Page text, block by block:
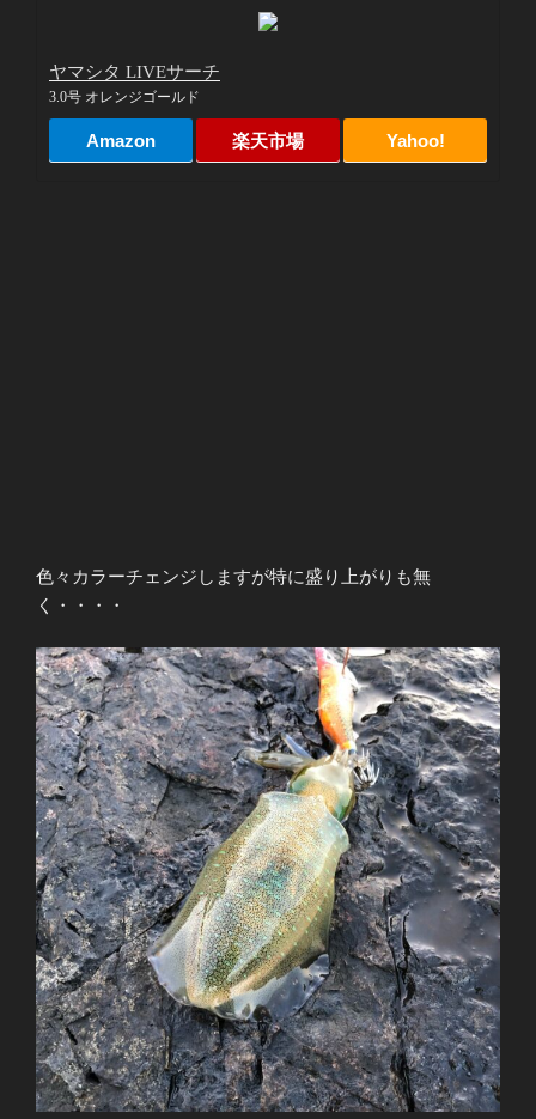
ヤマシタ LIVEサーチ
3.0号 オレンジゴールド
Amazon 楽天市場 Yahoo!
色々カラーチェンジしますが特に盛り上がりも無
く・・・・